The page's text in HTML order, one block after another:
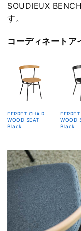
SOUDIEUX
す。
コーディネートア
FERRET CHAIR
WOOD SEAT
Black
WOOD
Black